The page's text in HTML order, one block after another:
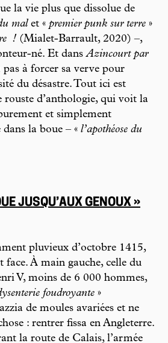
la vie plus que dissolue de
malet « premier punk sur terre »
! (Mialet-Barrault, 2020) –,
né. Et dansAzincourt par
pas à forcer sa verve pour
du désastre. Tout ici est
rouste d’anthologie, qui voit la
et simplement
la boue – « l’apothéose du
JUSQU’AUX GENOUX »
pluvieux d’octobre 1415,
face. À main gauche, celle du
V, moins de 6 000 hommes,
foudroyante »
de moules avariées et ne
: rentrer fissa en Angleterre.
la route de Calais, l’armée